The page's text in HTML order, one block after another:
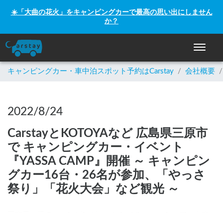
☀️「大曲の花火」をキャンピングカーで最高の思い出にしません
か？
ナビゲ
キャンピングカー・車中泊スポット予約はCarstay / 会社概要 /
2022/8/24
CarstayとKOTOYAなど 広島県三原市
で キャンピングカー・イベント
『YASSA CAMP』開催 ～ キャンピン
グカー16台・26名が参加、「やっさ
祭り」「花火大会」など観光 ～